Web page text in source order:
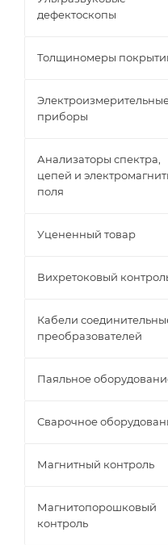
дефектоскопы
Толщиномеры
приборы
Анализаторы спектра,
цепей и
поля
Уцененный товар
Вихретоковый
Кабели
преобразователей
Паяльное
Сварочное
Магнитный контроль
Магнитопорошковый
контроль